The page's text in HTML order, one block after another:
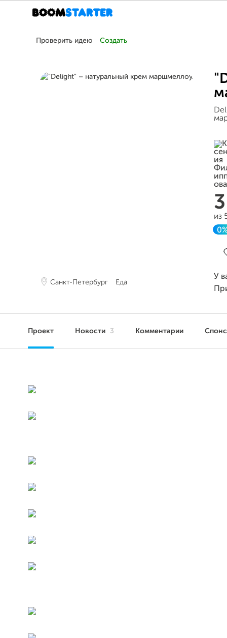
Проверить идею Создать
Санкт-Петербург Еда
из
У
Проект Новости 3 Комментарии